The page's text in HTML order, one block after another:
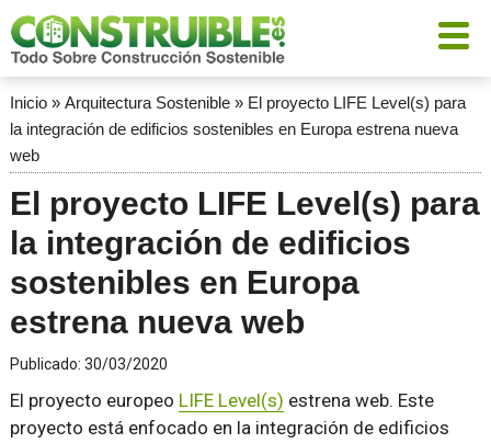
Inicio» Arquitectura Sostenible» El proyecto LIFE Level(s) para
la integración de edificios sostenibles en Europa estrena nueva
web
El proyecto LIFE Level(s) para
la integración de edificios
sostenibles en Europa
estrena nueva web
Publicado: 30/03/2020
El proyecto europeo LIFE Level(s) estrena web. Este
proyecto está enfocado en la integración de edificios